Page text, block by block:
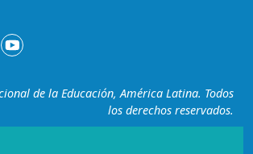
de la Educación, América Latina. Todos
los derechos reservados.